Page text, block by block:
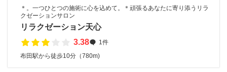
＊。一つひとつの施術に心を込めて。＊頑張るあなたに寄り添うリラ
クゼーションサロン
リラクゼーション天心
3.38
1件
布田駅から徒歩10分（780m)